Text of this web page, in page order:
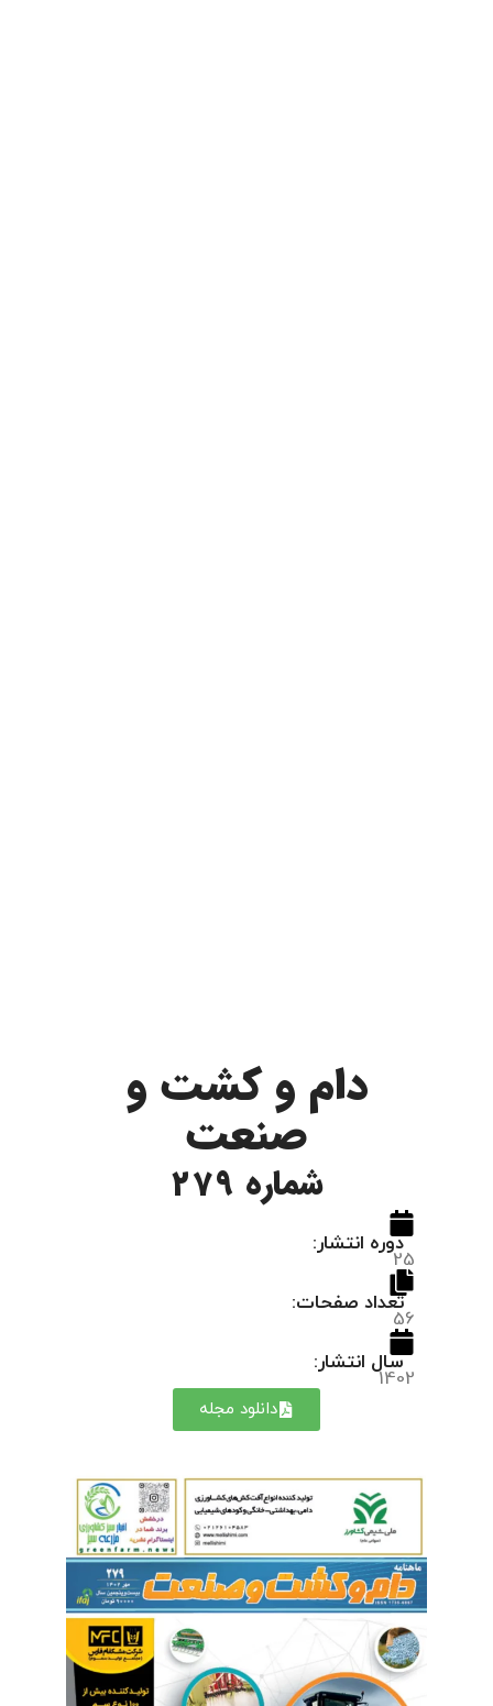
دام و کشت و
صنعت
شماره 279
دوره انتشار:
25
تعداد صفحات:
56
سال انتشار:
1402
دانلود مجله